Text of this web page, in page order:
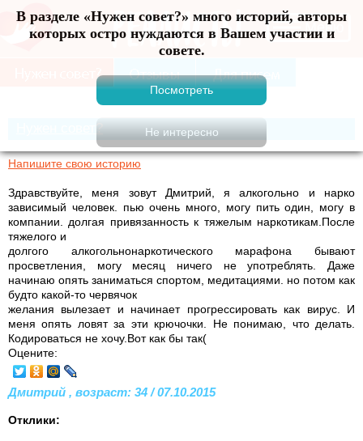
В разделе «Нужен совет?» много историй, авторы
которых остро нуждаются в Вашем участии и
совете.
Меню
Нужен совет?
Напишите свою историю
Здравствуйте, меня зовут Дмитрий, я алкогольно и нарко
зависимый человек. пью очень много, могу пить один, могу в
компании. долгая привязанность к тяжелым наркотикам.После
тяжелого и
долгого алкогольнонаркотического марафона бывают
просветления, могу месяц ничего не употреблять. Даже
начинаю опять заниматься спортом, медитациями. но потом как
будто какой-то червячок
желания вылезает и начинает прогрессировать как вирус. И
меня опять ловят за эти крючочки. Не понимаю, что делать.
Кодироваться не хочу.Вот как бы так(
Оцените:
Дмитрий , возраст: 34 / 07.10.2015
Отклики: